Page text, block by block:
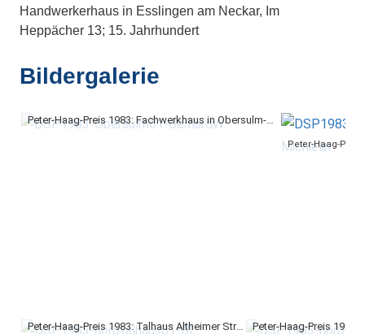
Handwerkerhaus in Esslingen am Neckar, Im
Heppächer 13; 15. Jahrhundert
Bildergalerie
Peter-Haag-Preis 1983: Fachwerkhaus in Obersulm-Sülzbach (Foto: Gerhard Wieland-Klug)
Peter-Haag-Preis 1983: Talhaus Altheimer Straße in Horb, Zustand 2005 (Foto: Bernd Langner) Peter-Haag-Preis